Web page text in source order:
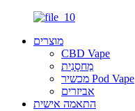
מוצרים
CBD Vape
מַחסָנִית
מכשיר Pod Vape
אביזרים
התאמה אישית